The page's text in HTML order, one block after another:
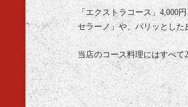
「エクストラコース」4,000
セラーノ」や、パリッとし
当店のコース料理にはすべ